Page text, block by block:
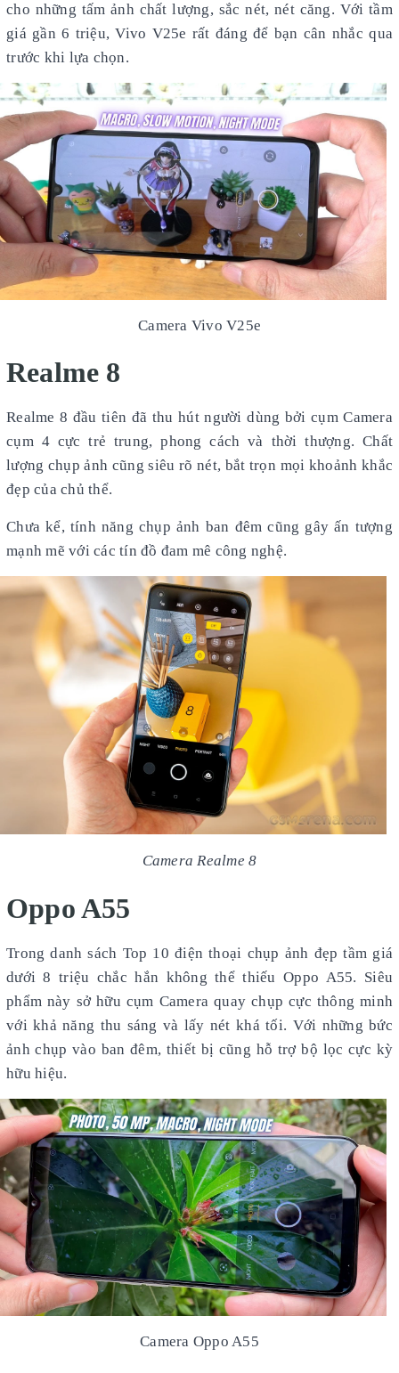
cho những tấm ảnh chất lượng, sắc nét, nét căng. Với tầm
giá gần 6 triệu, Vivo V25e rất đáng để bạn cân nhắc qua
trước khi lựa chọn.
Camera Vivo V25e
Realme 8
Realme 8 đầu tiên đã thu hút người dùng bởi cụm Camera
cụm 4 cực trẻ trung, phong cách và thời thượng. Chất
lượng chụp ảnh cũng siêu rõ nét, bắt trọn mọi khoảnh khắc
đẹp của chủ thể.
Chưa kể, tính năng chụp ảnh ban đêm cũng gây ấn tượng
mạnh mẽ với các tín đồ đam mê công nghệ.
Camera Realme 8
Oppo A55
Trong danh sách Top 10 điện thoại chụp ảnh đẹp tầm giá
dưới 8 triệu chắc hắn không thể thiếu Oppo A55. Siêu
phẩm này sở hữu cụm Camera quay chụp cực thông minh
với khả năng thu sáng và lấy nét khá tối. Với những bức
ảnh chụp vào ban đêm, thiết bị cũng hỗ trợ bộ lọc cực kỳ
hữu hiệu.
Camera Oppo A55